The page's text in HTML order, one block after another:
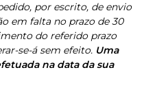
por escrito, de envio
em falta no prazo de 30
do referido prazo
se-á sem efeito. Uma
na data da sua